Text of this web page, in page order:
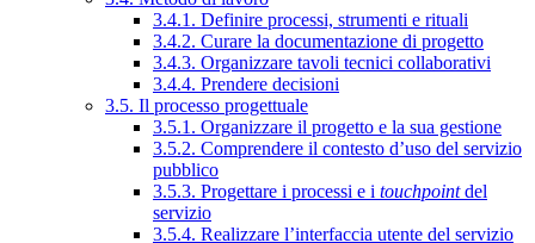
3.4.1. Definire processi, strumenti e rituali
3.4.2. Curare la documentazione di progetto
3.4.3. Organizzare tavoli tecnici collaborativi
3.4.4. Prendere decisioni
3.5. Il processo progettuale
3.5.1. Organizzare il progetto e la sua gestione
3.5.2. Comprendere il contesto d’uso del servizio
pubblico
3.5.3. Progettare i processi e i touchpointdel
servizio
3.5.4. Realizzare l’interfaccia utente del servizio